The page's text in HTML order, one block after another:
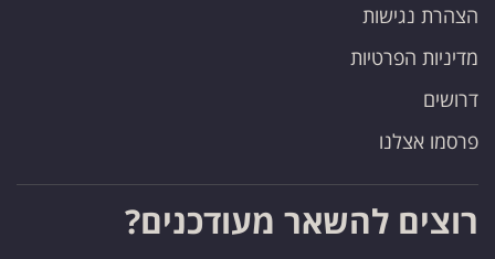
הצהרת נגישות
מדיניות הפרטיות
דרושים
פרסמו אצלנו
רוצים להשאר מעודכנים?